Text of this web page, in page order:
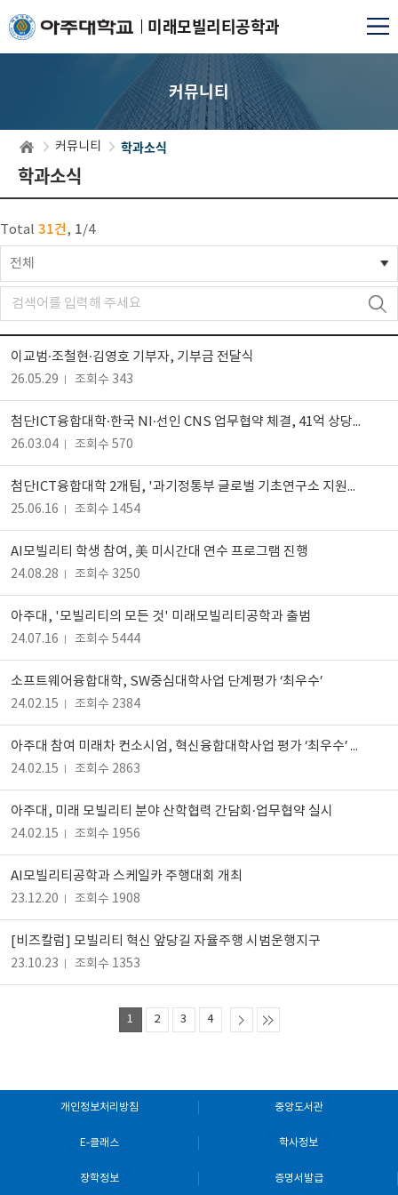
미래모빌리티공학과
커뮤니티
커뮤니티 학과소식
학과소식
Total 31건, 1/4
전체
이교범·조철현·김영호 기부자, 기부금 전달식
26.05.29 조회수 343
첨단ICT융합대학·한국 NI·선인 CNS 업무협약 체결, 41억 상당 SW 기증
26.03.04 조회수 570
첨단ICT융합대학 2개팀, '과기정통부 글로벌 기초연구소 지원사업' 선정
25.06.16 조회수 1454
AI모빌리티 학생 참여, 美 미시간대 연수 프로그램 진행
24.08.28 조회수 3250
아주대, '모빌리티의 모든 것' 미래모빌리티공학과 출범
24.07.16 조회수 5444
소프트웨어융합대학, SW중심대학사업 단계평가 ‘최우수’
24.02.15 조회수 2384
아주대 참여 미래차 컨소시엄, 혁신융합대학사업 평가 ‘최우수’ 사업비 30억↑
24.02.15 조회수 2863
아주대, 미래 모빌리티 분야 산학협력 간담회·업무협약 실시
24.02.15 조회수 1956
AI모빌리티공학과 스케일카 주행대회 개최
23.12.20 조회수 1908
[비즈칼럼] 모빌리티 혁신 앞당길 자율주행 시범운행지구
23.10.23 조회수 1353
1 2 3 4
개인정보처리방침 중앙도서관
E-클래스 학사정보
장학정보 증명서발급